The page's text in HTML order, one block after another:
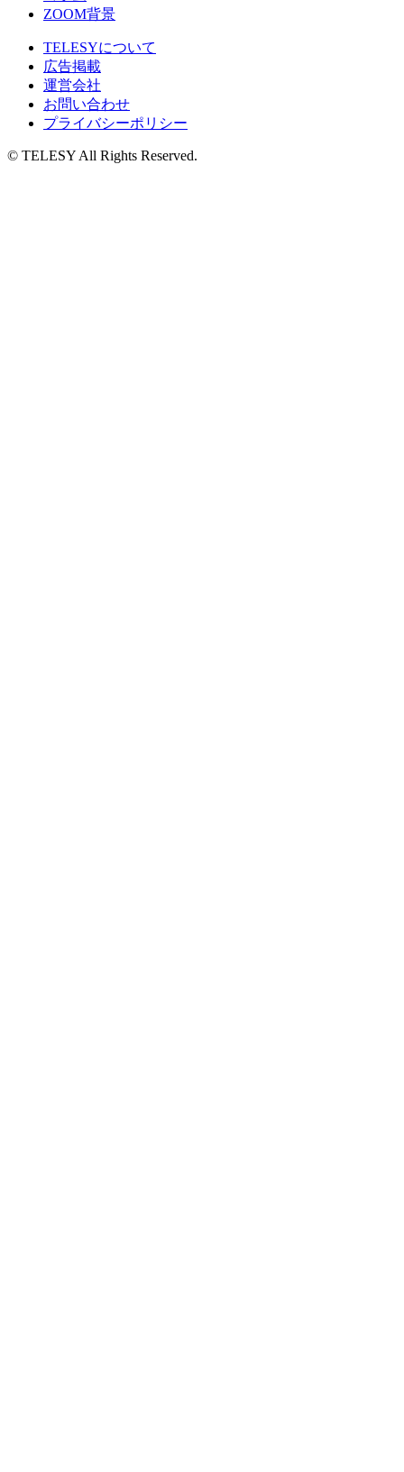
ZOOM背景
TELESYについて
広告掲載
運営会社
お問い合わせ
プライバシーポリシー
© TELESY All Rights Reserved.